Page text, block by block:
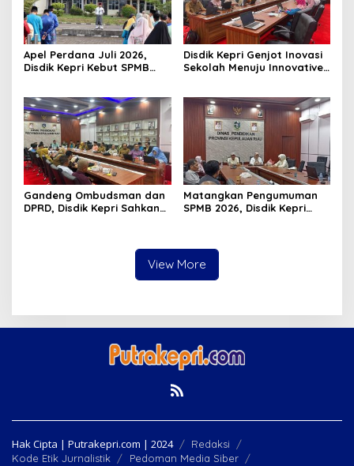
Apel Perdana Juli 2026,
Disdik Kepri Kebut SPMB
Disdik Kepri Genjot Inovasi
Sekolah Menuju Innovative
Gandeng Ombudsman dan
DPRD, Disdik Kepri Sahkan
Matangkan Pengumuman
SPMB 2026, Disdik Kepri
View More
Hak Cipta | Putrakepri.com | 2024
Redaksi
Kode Etik Jurnalistik
Pedoman Media Siber